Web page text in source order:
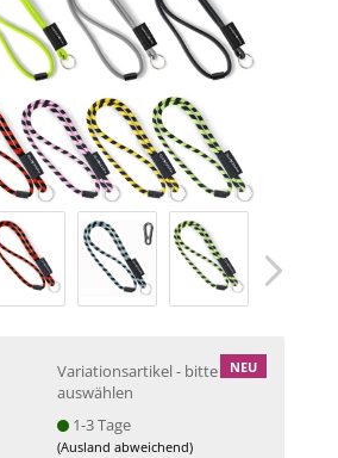
NEU
Variationsartikel - bitte
auswählen
1-3 Tage
(Ausland abweichend)